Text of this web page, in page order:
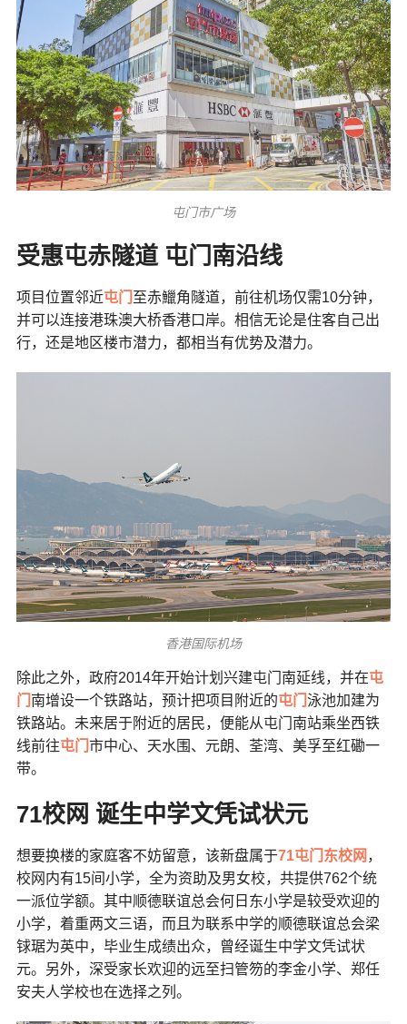
屯门市广场
受惠屯赤隧道 屯门南沿线
项目位置邻近屯门 至赤鱲角隧道，前往机场仅需10分钟，
并可以连接港珠澳大桥香港口岸。相信无论是住客自己出
行，还是地区楼市潜力，都相当有优势及潜力。
香港国际机场
除此之外，政府2014年开始计划兴建屯门南延线，并在屯
门 南增设一个铁路站，预计把项目附近的屯门 泳池加建为
铁路站。未来居于附近的居民，便能从屯门南站乘坐西铁
线前往屯门 市中心、天水围、元朗、荃湾、美孚至红磡一
带。
71校网 诞生中学文凭试状元
想要换楼的家庭客不妨留意，该新盘属于71屯门东校网 ，
校网内有15间小学，全为资助及男女校，共提供762个统
一派位学额。其中顺德联谊总会何日东小学是较受欢迎的
小学，着重两文三语，而且为联系中学的顺德联谊总会梁
𨱇琚为英中，毕业生成绩出众，曾经诞生中学文凭试状
元。另外，深受家长欢迎的远至扫管笏的李金小学、郑任
安夫人学校也在选择之列。